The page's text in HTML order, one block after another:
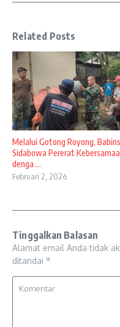
Related Posts
Melalui Gotong Royong,
Sidabowa Pererat
denga ...
Februari 2, 2026
Tinggalkan Balasan
Alamat email Anda tidak
ditandai *